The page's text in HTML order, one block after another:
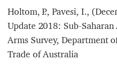
Holtom, P., Pavesi, I.,
Update 2018: Sub-
Arms Survey, Department
Trade of Australia